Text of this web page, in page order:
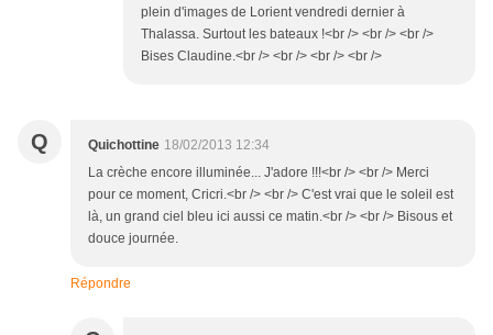
plein d'images de Lorient vendredi dernier à
Thalassa. Surtout les bateaux !<br /> <br /> <br />
Bises Claudine.<br /> <br /> <br /> <br />
Q Quichottine 18/02/2013 12:34
La crèche encore illuminée... J'adore !!!<br /> <br /> Merci
pour ce moment, Cricri.<br /> <br /> C'est vrai que le soleil est
là, un grand ciel bleu ici aussi ce matin.<br /> <br /> Bisous et
douce journée.
Répondre